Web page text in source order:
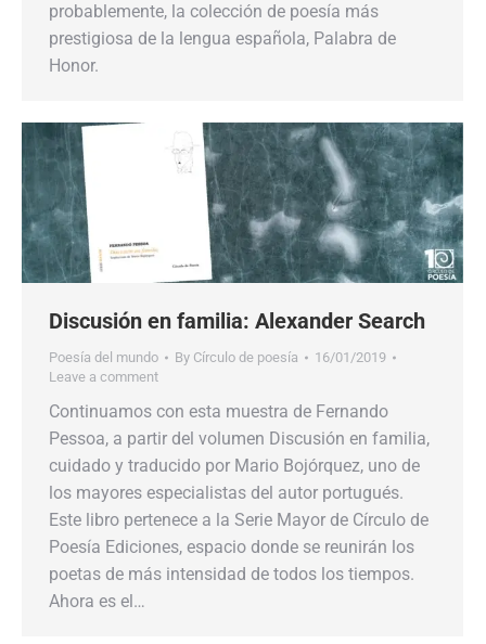
probablemente, la colección de poesía más
prestigiosa de la lengua española, Palabra de
Honor.
Discusión en familia: Alexander Search
Poesía del mundo By Círculo de poesía
16/01/2019
Leave a comment
Continuamos con esta muestra de Fernando
Pessoa, a partir del volumen Discusión en familia,
cuidado y traducido por Mario Bojórquez, uno de
los mayores especialistas del autor portugués.
Este libro pertenece a la Serie Mayor de Círculo de
Poesía Ediciones, espacio donde se reunirán los
poetas de más intensidad de todos los tiempos.
Ahora es el…